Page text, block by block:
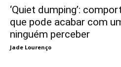
‘Quiet dumping’:
que pode acabar com
ninguém perceber
Jade Lourenço